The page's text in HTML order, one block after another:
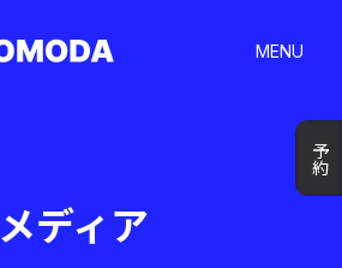
MENU
予約
予約
メディア